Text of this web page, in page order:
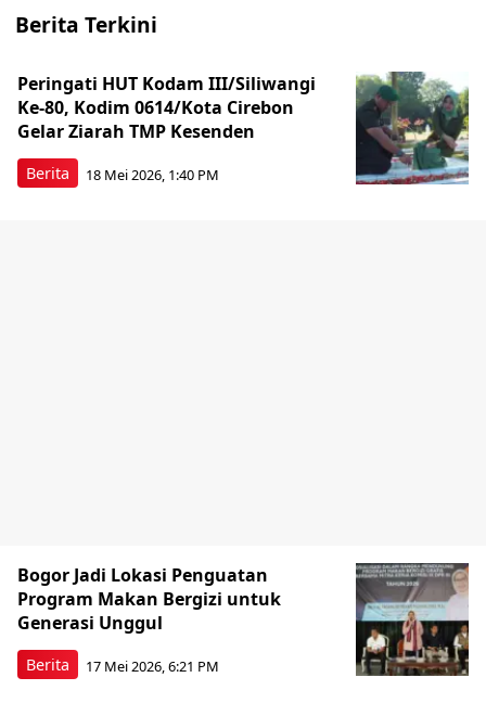
Berita Terkini
Berita
Peringati HUT Kodam III/Siliwangi
Ke-80, Kodim 0614/Kota Cirebon
Gelar Ziarah TMP Kesenden
18 Mei 2026, 1:40 PM
Berita
Bogor Jadi Lokasi Penguatan
Program Makan Bergizi untuk
Generasi Unggul
17 Mei 2026, 6:21 PM